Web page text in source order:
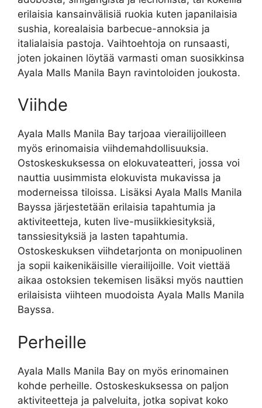
erilaisia kansainvälisiä ruokia kuten japanilaisia
sushia, korealaisia barbecue-annoksia ja
italialaisia pastoja. Vaihtoehtoja on runsaasti,
joten jokainen löytää varmasti oman suosikkinsa
Ayala Malls Manila Bayn ravintoloiden joukosta.
Viihde
Ayala Malls Manila Bay tarjoaa vierailijoilleen
myös erinomaisia viihdemahdollisuuksia.
Ostoskeskuksessa on elokuvateatteri, jossa voi
nauttia uusimmista elokuvista mukavissa ja
moderneissa tiloissa. Lisäksi Ayala Malls Manila
Bayssa järjestetään erilaisia tapahtumia ja
aktiviteetteja, kuten live-musiikkiesityksiä,
tanssiesityksiä ja lasten tapahtumia.
Ostoskeskuksen viihdetarjonta on monipuolinen
ja sopii kaikenikäisille vierailijoille. Voit viettää
aikaa ostoksien tekemisen lisäksi myös nauttien
erilaisista viihteen muodoista Ayala Malls Manila
Bayssa.
Perheille
Ayala Malls Manila Bay on myös erinomainen
kohde perheille. Ostoskeskuksessa on paljon
aktiviteetteja ja palveluita, jotka sopivat koko